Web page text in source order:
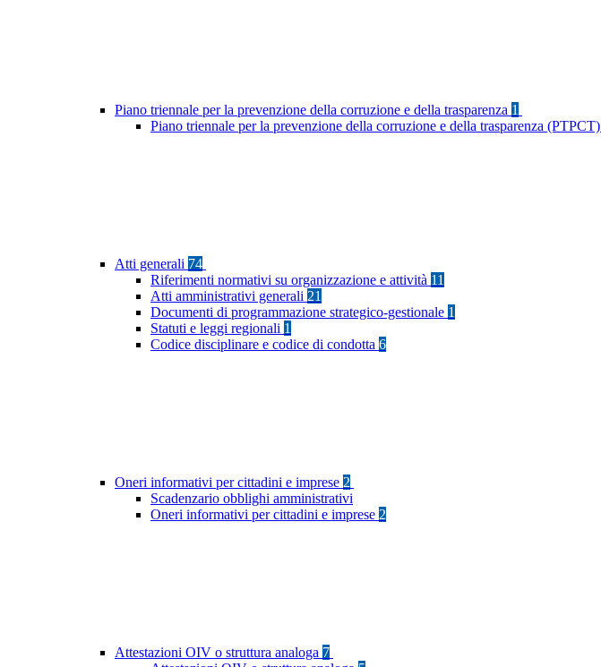
Piano triennale per la prevenzione della corruzione e della trasparenza 1
Piano triennale per la prevenzione della corruzione e della trasparenza (PTPCT)
Atti generali 74
Riferimenti normativi su organizzazione e attività 11
Atti amministrativi generali 21
Documenti di programmazione strategico-gestionale 1
Statuti e leggi regionali 1
Codice disciplinare e codice di condotta 6
Oneri informativi per cittadini e imprese 2
Scadenzario obblighi amministrativi
Oneri informativi per cittadini e imprese 2
Attestazioni OIV o struttura analoga 7